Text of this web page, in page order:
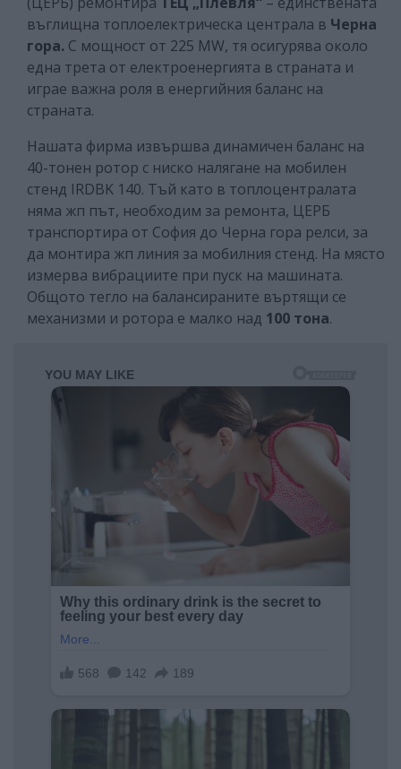
въглищна топлоелектрическа централа в Черна
гора. С мощност от 225 MW, тя осигурява около
една трета от електроенергията в страната и
играе важна роля в енергийния баланс на
страната.
Нашата фирма извършва динамичен баланс на
40-тонен ротор с ниско налягане на мобилен
стенд IRDBK 140. Тъй като в топлоцентралата
няма жп път, необходим за ремонта, ЦЕРБ
транспортира от София до Черна гора релси, за
да монтира жп линия за мобилния стенд. На място
измерва вибрациите при пуск на машината.
Общото тегло на балансираните въртящи се
механизми и ротора е малко над 100 тона.